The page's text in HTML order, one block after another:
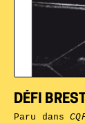
DÉFI
Paru dans